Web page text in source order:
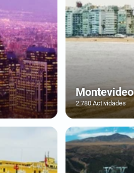
Montevideo
2.780 Actividades